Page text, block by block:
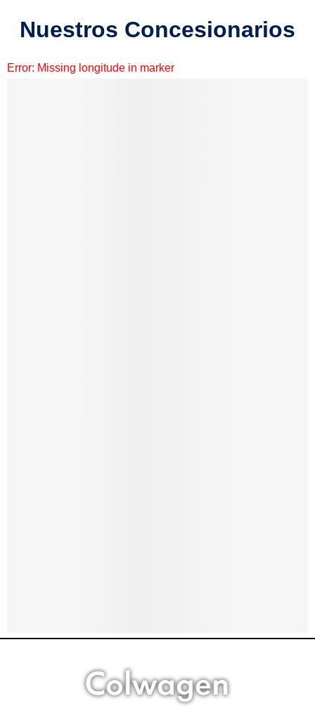
Nuestros Concesionarios
Error: Missing longitude in marker